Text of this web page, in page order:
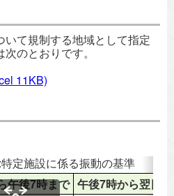
いて規制する地域として指定
のとおりです。
11KB)
定施設に係る振動の基準
午後7時まで 午後7時から翌日